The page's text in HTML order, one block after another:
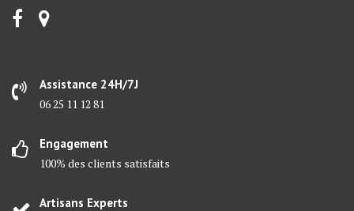
Assistance 24H/7J
06 25 11 12 81
Engagement
100% des clients satisfaits
Artisans Experts